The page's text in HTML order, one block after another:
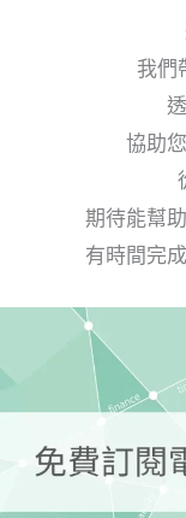
我們
協助
期待能幫
有時間完